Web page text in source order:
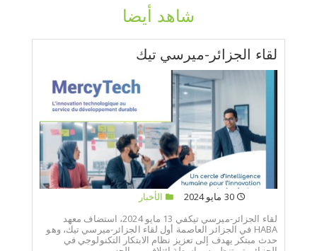
شاهد أيضا
لقاء الجزائر-ميرسي تيك
30 مايو 2024
الأخبار
لقاء الجزائر-ميرسي تيكفي 13 مايو 2024، استضاف معهد
HABA في الجزائر العاصمة أول لقاء الجزائر-ميرسي تيك، وهو
حدث مبتكر يهدف إلى تعزيز نظام الابتكار التكنولوجي في